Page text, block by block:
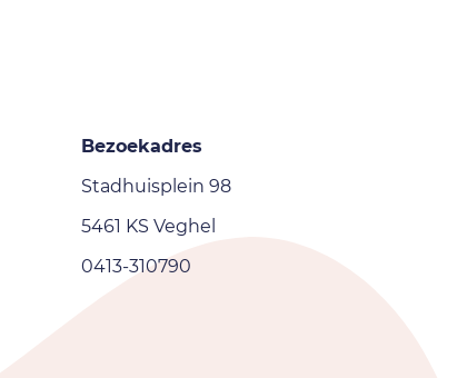
Bezoekadres
Stadhuisplein 98
5461 KS Veghel
0413-310790